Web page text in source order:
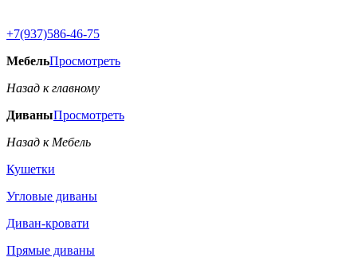
+7(937)586-46-75
МебельПросмотреть
Назад к главному
ДиваныПросмотреть
Назад к Мебель
Кушетки
Угловые диваны
Диван-кровати
Прямые диваны